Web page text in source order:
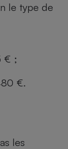
le type de
€ ;
€.
les